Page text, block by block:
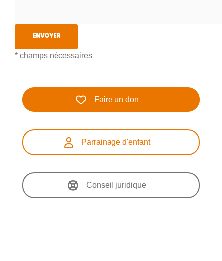
* champs nécessaires
Faire un don
Parrainage d'enfant
Conseil juridique